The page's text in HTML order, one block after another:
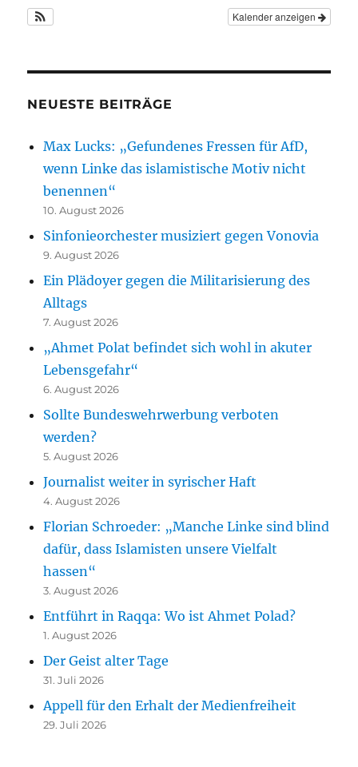
Kalender anzeigen
NEUESTE BEITRÄGE
Max Lucks: „Gefundenes Fressen für AfD,
wenn Linke das islamistische Motiv nicht
benennen“
10. August 2026
Sinfonieorchester musiziert gegen Vonovia
9. August 2026
Ein Plädoyer gegen die Militarisierung des
Alltags
7. August 2026
„Ahmet Polat befindet sich wohl in akuter
Lebensgefahr“
6. August 2026
Sollte Bundeswehrwerbung verboten
werden?
5. August 2026
Journalist weiter in syrischer Haft
4. August 2026
Florian Schroeder: „Manche Linke sind blind
dafür, dass Islamisten unsere Vielfalt
hassen“
3. August 2026
Entführt in Raqqa: Wo ist Ahmet Polad?
1. August 2026
Der Geist alter Tage
31. Juli 2026
Appell für den Erhalt der Medienfreiheit
29. Juli 2026